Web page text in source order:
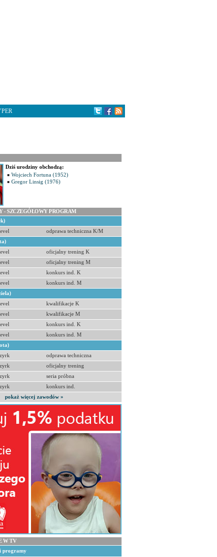
Dziś urodziny obchodzą:
Wojciech Fortuna (1952)
Gregor Linsig (1976)
- SZCZEGÓŁOWY PROGRAM
odprawa techniczna K/M
oficjalny trening K
oficjalny trening M
konkurs ind. K
konkurs ind. M
kwalifikacje K
kwalifikacje M
konkurs ind. K
konkurs ind. M
odprawa techniczna
oficjalny trening
seria próbna
konkurs ind.
pokaż więcej zawodów »
W TV
programy